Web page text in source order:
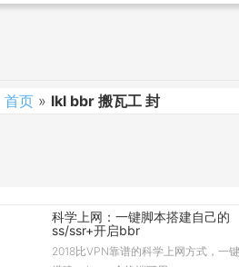
首页 » lkl bbr 搬瓦工 封
科学上网：一键脚本搭建自己的
ss/ssr+开启bbr
2018比VPN靠谱的科学上网方式，一键